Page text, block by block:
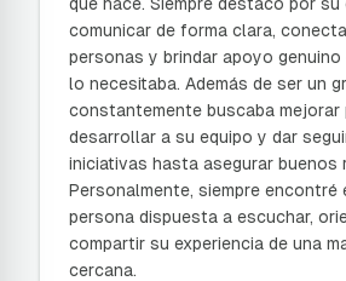
comunicar de forma clara,
personas y brindar apoyo genuino
lo necesitaba. Además de ser un
constantemente buscaba mejorar
desarrollar a su equipo y dar
iniciativas hasta asegurar buenos
Personalmente, siempre encontré
persona dispuesta a escuchar,
compartir su experiencia de una
cercana.